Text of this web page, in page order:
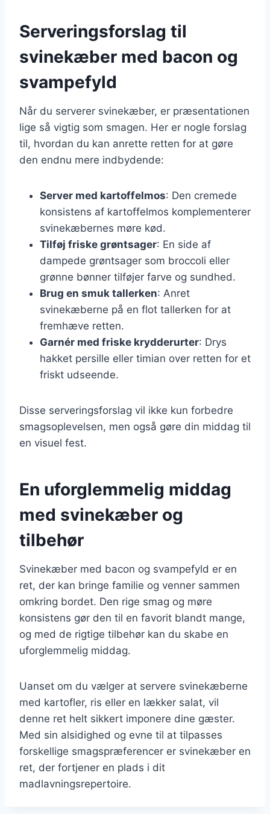
Serveringsforslag til
svinekæber med bacon og
svampefyld
Når du serverer svinekæber, er præsentationen
lige så vigtig som smagen. Her er nogle forslag
til, hvordan du kan anrette retten for at gøre
den endnu mere indbydende:
Server med kartoffelmos: Den cremede
konsistens af kartoffelmos komplementerer
svinekæbernes møre kød.
Tilføj friske grøntsager: En side af
dampede grøntsager som broccoli eller
grønne bønner tilføjer farve og sundhed.
Brug en smuk tallerken: Anret
svinekæberne på en flot tallerken for at
fremhæve retten.
Garnér med friske krydderurter: Drys
hakket persille eller timian over retten for et
friskt udseende.
Disse serveringsforslag vil ikke kun forbedre
smagsoplevelsen, men også gøre din middag til
en visuel fest.
En uforglemmelig middag
med svinekæber og
tilbehør
Svinekæber med bacon og svampefyld er en
ret, der kan bringe familie og venner sammen
omkring bordet. Den rige smag og møre
konsistens gør den til en favorit blandt mange,
og med de rigtige tilbehør kan du skabe en
uforglemmelig middag.
Uanset om du vælger at servere svinekæberne
med kartofler, ris eller en lækker salat, vil
denne ret helt sikkert imponere dine gæster.
Med sin alsidighed og evne til at tilpasses
forskellige smagspræferencer er svinekæber en
ret, der fortjener en plads i dit
madlavningsrepertoire.